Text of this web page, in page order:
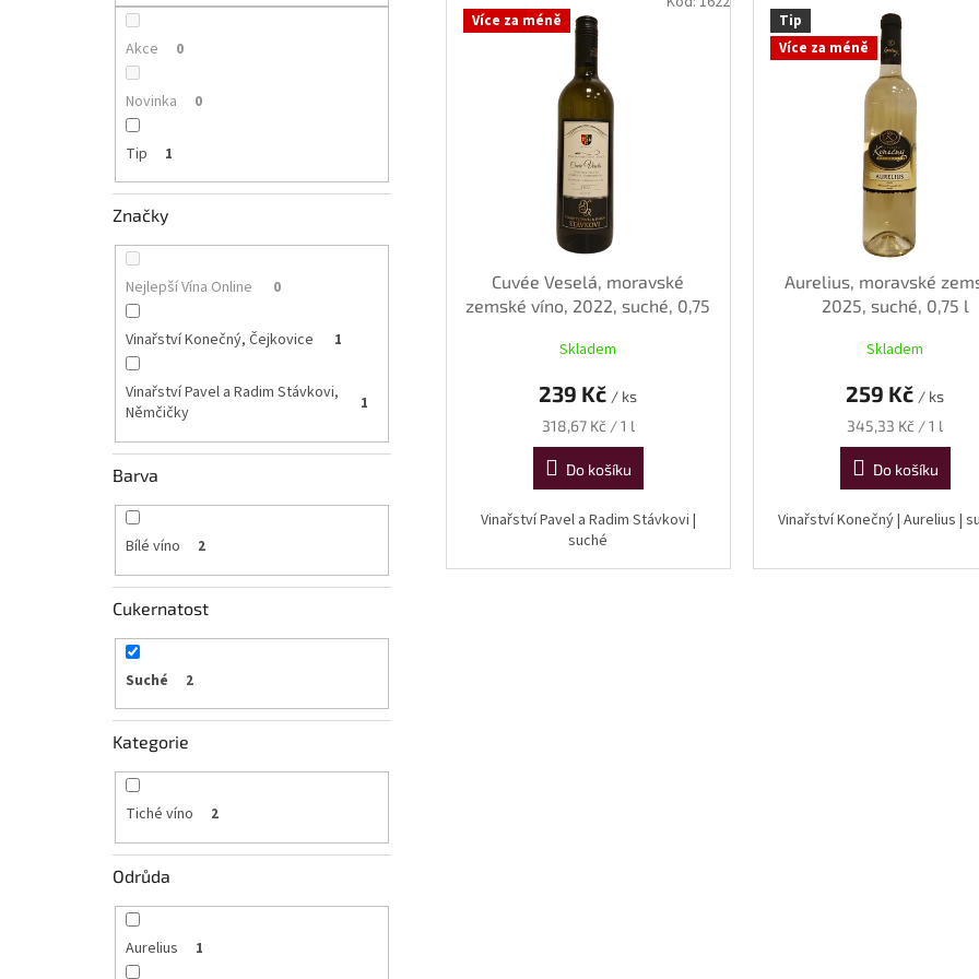
Akce 0
Novinka 0
Tip 1
Značky
Nejlepší Vína Online 0
Vinařství Konečný, Čejkovice 1
Vinařství Pavel a Radim Stávkovi,
Němčičky
1
Barva
Bílé víno 2
Cukernatost
Suché 2
Kategorie
Tiché víno 2
Odrůda
Aurelius 1
Více za méně
Cuvée Veselá, moravské
zemské víno, 2022, suché, 0,75
Skladem
239 Kč / ks
Měrná
cena:
318,67 Kč / 1 l
Do košíku
Vinařství Pavel a Radim Stávkovi |
suché
Tip
Více za méně
Aurelius, moravské
2025, suché, 0,75 l
Skladem
259 Kč / ks
Měrná
cena:
345,33 Kč / 1 l
Do košíku
Vinařství Konečný | Aurelius |